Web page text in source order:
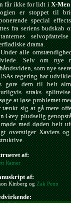
får ikke for lidt iX-
er stoppet til
special
fra seriens budskab
drama.
alle
Selv om nye
som nye
regering har
gøre dem til helt
straks
at løse problemet
tænkt sig at gå mere
Grey pludselig
med døden helt
overstiger Xaviers
af:
Ratner
af:
Kinberg ogZak Penn